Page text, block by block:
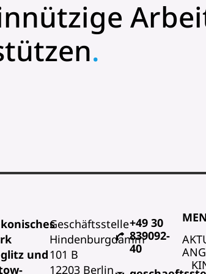
.
und
Geschäftsstelle
Hindenburgdamm
101 B
12203 Berlin
+49 30
839092-
40